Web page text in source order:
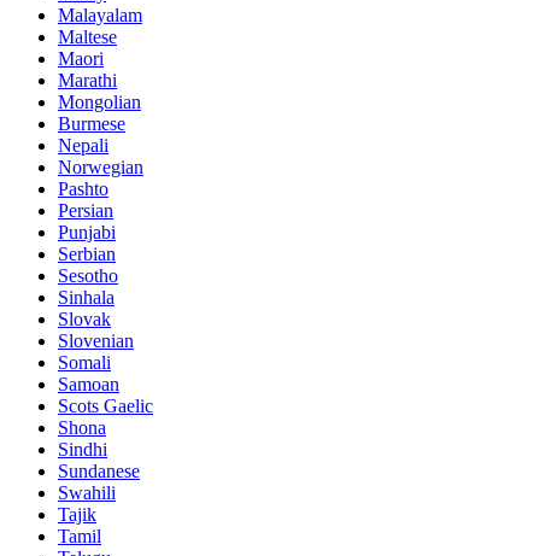
Malayalam
Maltese
Maori
Marathi
Mongolian
Burmese
Nepali
Norwegian
Pashto
Persian
Punjabi
Serbian
Sesotho
Sinhala
Slovak
Slovenian
Somali
Samoan
Scots Gaelic
Shona
Sindhi
Sundanese
Swahili
Tajik
Tamil